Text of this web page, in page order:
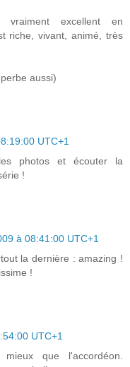
excellent en
riche, vivant, animé, très
aussi)
UTC+1
photos et écouter la
!
à 08:41:00 UTC+1
la dernière : amazing !
!
UTC+1
que l'accordéon.